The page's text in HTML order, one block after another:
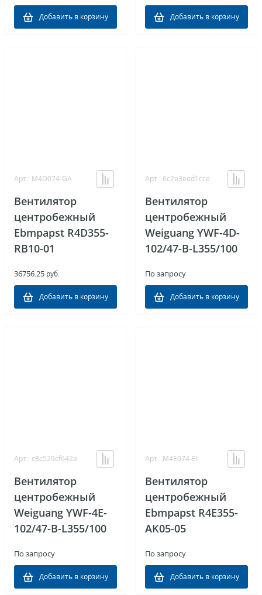
Добавить в корзину Добавить в корзину
Арт.: M4D074-GA
Вентилятор
центробежный
Ebmpapst R4D355-
RB10-01
36756.25 руб.
Добавить в корзину
Арт.: 6c2e3eed1cce
Вентилятор
центробежный
Weiguang YWF-4D-
102/47-B-L355/100
По запросу
Добавить в корзину
Арт.: c3c529cf642a
Вентилятор
центробежный
Weiguang YWF-4E-
102/47-B-L355/100
По запросу
Добавить в корзину
Арт.: M4E074-EI
Вентилятор
центробежный
Ebmpapst R4E355-
AK05-05
По запросу
Добавить в корзину